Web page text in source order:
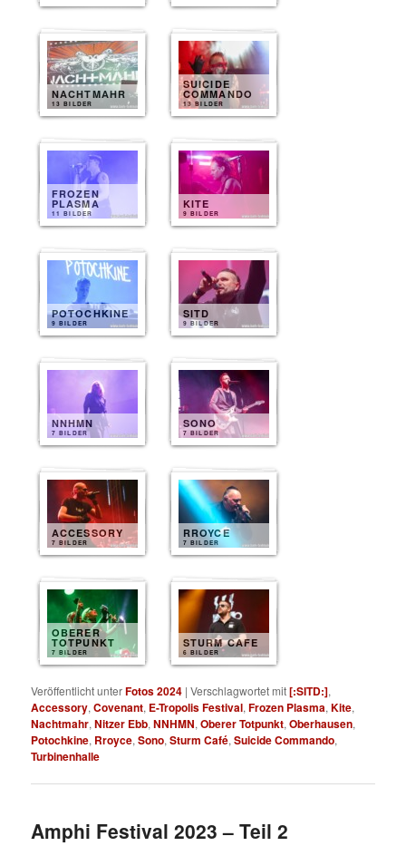
NACHTMAHR
13 BILDER
SUICIDE
COMMANDO
13 BILDER
FROZEN
PLASMA
11 BILDER
KITE
9 BILDER
POTOCHKINE
9 BILDER
SITD
9 BILDER
NNHMN
7 BILDER
SONO
7 BILDER
ACCESSORY
7 BILDER
RROYCE
7 BILDER
OBERER
TOTPUNKT
7 BILDER
STURM CAFE
6 BILDER
Veröffentlicht unterFotos 2024 |Verschlagwortet mit[:SITD:],
Accessory,Covenant, E-Tropolis Festival,Frozen Plasma,Kite,
Nachtmahr,Nitzer Ebb,NNHMN,Oberer Totpunkt,Oberhausen,
Potochkine, Rroyce,Sono,Sturm Café,Suicide Commando,
Turbinenhalle
Amphi Festival 2023 – Teil 2